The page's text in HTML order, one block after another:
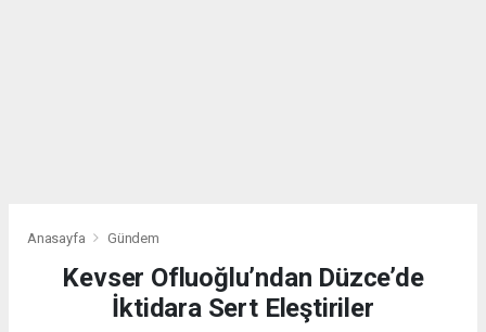
Anasayfa Gündem
Kevser Ofluoğlu’ndan Düzce’de
İktidara Sert Eleştiriler